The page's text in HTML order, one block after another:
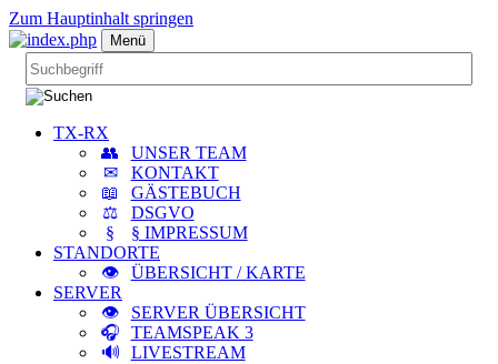
Zum Hauptinhalt springen
Menü
TX-RX
UNSER TEAM
KONTAKT
GÄSTEBUCH
DSGVO
§ IMPRESSUM
STANDORTE
ÜBERSICHT / KARTE
SERVER
SERVER ÜBERSICHT
TEAMSPEAK 3
LIVESTREAM